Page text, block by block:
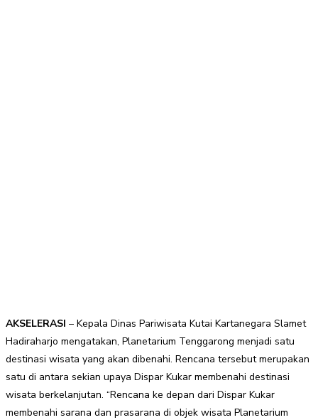
AKSELERASI – Kepala Dinas Pariwisata Kutai Kartanegara Slamet
Hadiraharjo mengatakan, Planetarium Tenggarong menjadi satu
destinasi wisata yang akan dibenahi. Rencana tersebut merupakan
satu di antara sekian upaya Dispar Kukar membenahi destinasi
wisata berkelanjutan. “Rencana ke depan dari Dispar Kukar
membenahi sarana dan prasarana di objek wisata Planetarium